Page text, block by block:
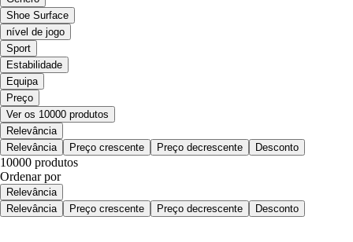
Shoe Surface
nível de jogo
Sport
Estabilidade
Equipa
Preço
Ver os 10000 produtos
Relevância
Relevância
Preço crescente Preço decrescente Desconto
10000 produtos
Ordenar por
Relevância
Relevância
Preço crescente Preço decrescente Desconto